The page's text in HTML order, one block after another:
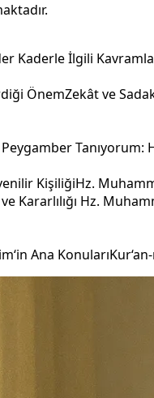
Kaderle İlgili
ÖnemZekât ve
Tanıyorum:
KişiliğiHz.
Kararlılığı Hz.
Ana Konuları